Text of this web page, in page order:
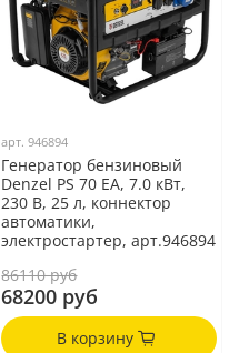
арт.946894
Генератор бензиновый
Denzel PS 70 EA, 7.0 кВт,
230 В, 25 л, коннектор
автоматики,
электростартер, арт.946894
86110 руб
68200 руб
В корзину